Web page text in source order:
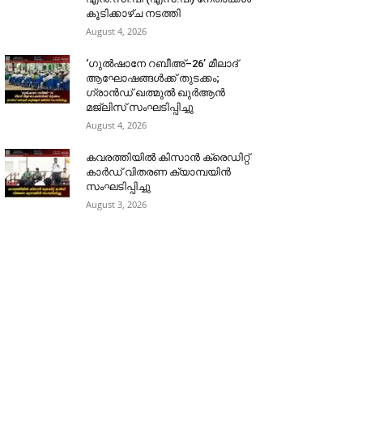
കൂടിക്കാഴ്ച നടത്തി
August 4, 2026
‘ഗുൽഷാനേ റബീഅ്–26’ മീലാദ്
ആഘോഷങ്ങൾക്ക് തുടക്കം;
ഗ്രാൻഡ് ഖത്മുൽ ഖുർആൻ
മജ്‌ലിസ് സംഘടിപ്പിച്ചു
August 4, 2026
കവരത്തിയിൽ കിസാൻ ക്രെഡിറ്റ്
കാർഡ് വിതരണ ക്യാമ്പയിൻ
സംഘടിപ്പിച്ചു
August 3, 2026